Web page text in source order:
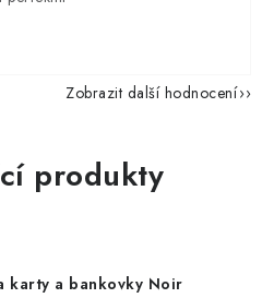
Zobrazit další hodnocení
produkty
karty a bankovky Noir